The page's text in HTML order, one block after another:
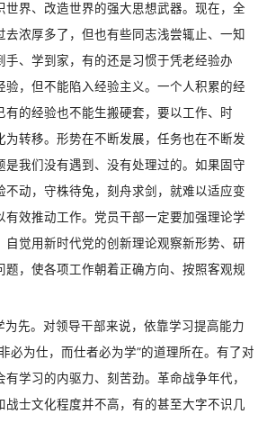
世界、改造世界的强大思想武器。现在，全
去浓厚多了，但也有些同志浅尝辄止、一知
手、学到家，有的还是习惯于凭老经验办
验，但不能陷入经验主义。一个人积累的经
有的经验也不能生搬硬套，要以工作、时
为转移。形势在不断发展，任务也在不断发
是我们没有遇到、没有处理过的。如果固守
不动，守株待兔，刻舟求剑，就难以适应变
有效推动工作。党员干部一定要加强理论学
自觉用新时代党的创新理论观察新形势、研
题，使各项工作朝着正确方向、按照客观规
为先。对领导干部来说，依靠学习提高能力
必为仕，而仕者必为学”的道理所在。有了对
学习的内驱力、刻苦劲。革命战争年代，
战士文化程度并不高，有的甚至大字不识几